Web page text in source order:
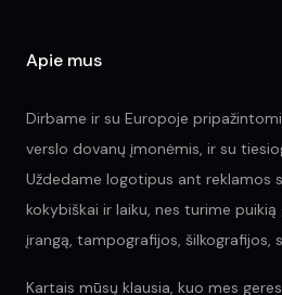
Apie mus
Dirbame ir su Europoje
verslo dovanų įmonėmis, ir su
Uždedame logotipus ant reklamos
kokybiškai ir laiku, nes turime
įrangą, tampografijos, šilkografijos,
Kartais mūsų klausia, kuo mes